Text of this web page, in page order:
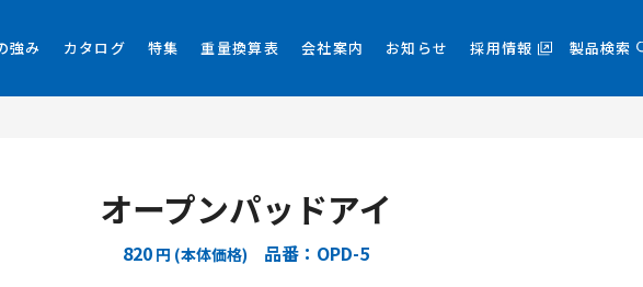
強み カタログ 特集 重量換算表 会社案内 お知らせ 採用情報 製品検索
オープンパッドアイ
820 円 (本体価格) 品番：OPD-5